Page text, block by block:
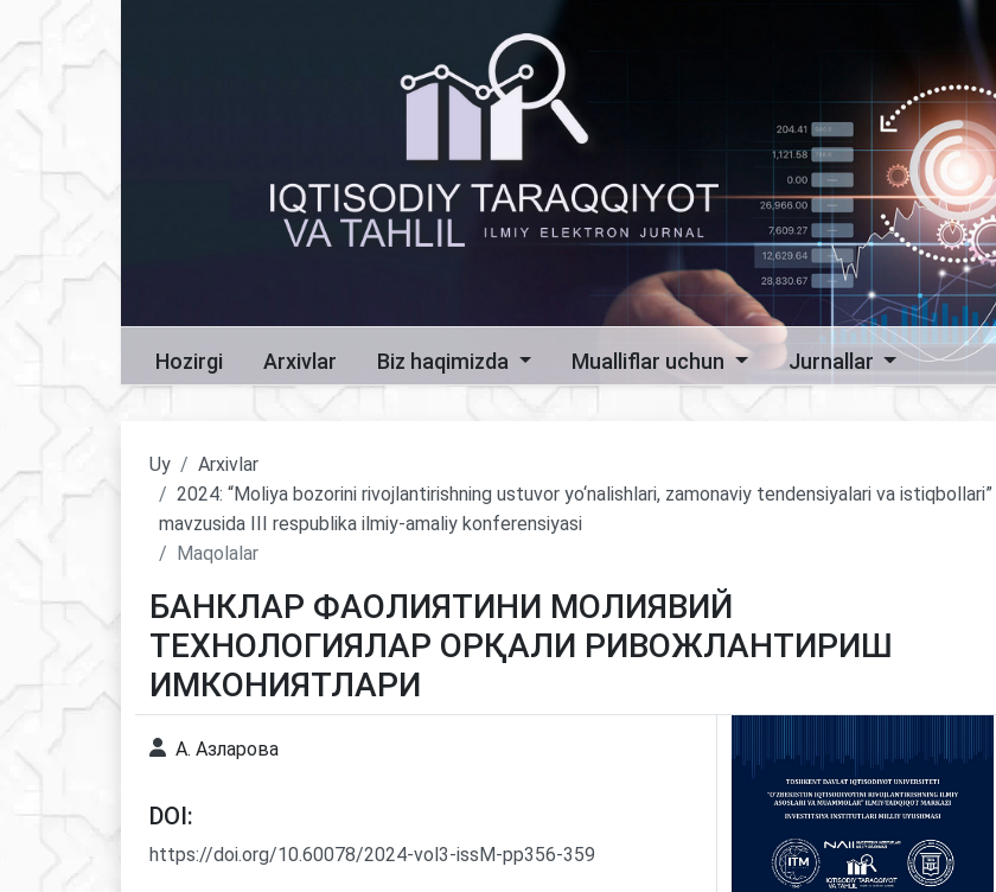
Hozirgi Arxivlar Biz haqimizda Mualliflar uchun Jurnallar
Uy
Arxivlar
2024: “Moliya bozorini rivojlantirishning ustuvor yo‘nalishlari, zamonaviy tendensiyalari va istiqbollari”
mavzusida III respublika ilmiy-amaliy konferensiyasi
Maqolalar
БАНКЛАР ФАОЛИЯТИНИ МОЛИЯВИЙ
ТЕХНОЛОГИЯЛАР ОРҚАЛИ РИВОЖЛАНТИРИШ
ИМКОНИЯТЛАРИ
А. Азлаpова
DOI:
https://doi.org/10.60078/2024-vol3-issM-pp356-359